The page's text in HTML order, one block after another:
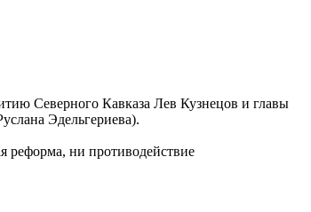
Северного Кавказа Лев Кузнецов и главы
Эдельгериева).
реформа, ни противодействие